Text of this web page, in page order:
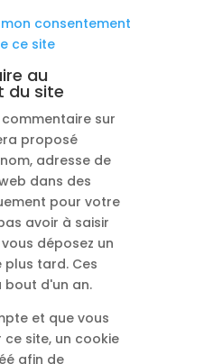
consentement
ce site
au
du site
commentaire sur
proposé
adresse de
dans des
pour votre
avoir à saisir
déposez un
tard. Ces
bout d'un an.
et que vous
site, un cookie
afin de